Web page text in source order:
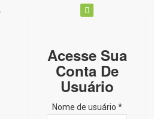
Acesse Sua
Conta De
Usuário
Nome de usuário *